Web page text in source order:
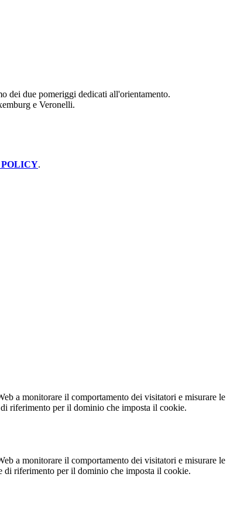
dei due pomeriggi dedicati all'orientamento.
e Veronelli.
.
a monitorare il comportamento dei visitatori e misurare le
riferimento per il dominio che imposta il cookie.
a monitorare il comportamento dei visitatori e misurare le
di riferimento per il dominio che imposta il cookie.